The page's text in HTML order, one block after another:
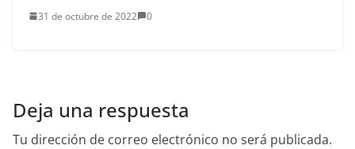
31 de octubre de 2022 0
Deja una respuesta
Tu dirección de correo electrónico no será publicada.